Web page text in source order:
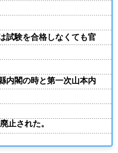
試験を合格しなくても官
内閣の時と第一次山本内
止された。